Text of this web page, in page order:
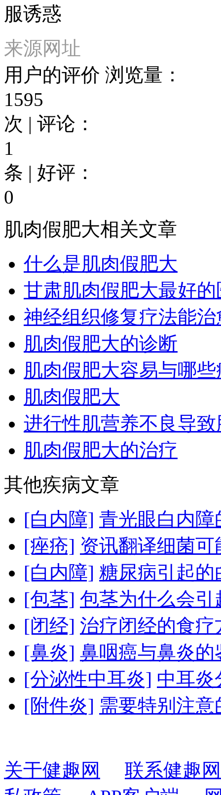
服诱惑
来源网址
用户的评价 浏览量：
1595
次 | 评论：
1
条 | 好评：
0
肌肉假肥大相关文章
什么是肌肉假肥大
甘肃肌肉假肥大最好
神经组织修复疗法能
肌肉假肥大的诊断
肌肉假肥大容易与哪
肌肉假肥大
进行性肌营养不良导
肌肉假肥大的治疗
其他疾病文章
[白内障] 青光眼白内障
[痤疮] 资讯翻译细菌
[白内障] 糖尿病引起的
[包茎] 包茎为什么会引
[闭经] 治疗闭经的食
[鼻炎] 鼻咽癌与鼻炎的
[分泌性中耳炎] 中耳炎
[附件炎] 需要特别注
关于健趣网
联系健趣网